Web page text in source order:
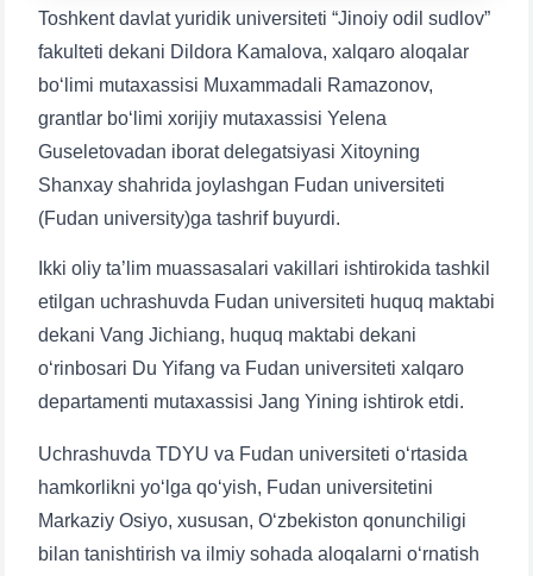
Toshkent davlat yuridik universiteti “Jinoiy odil sudlov”
fakulteti dekani Dildora Kamalova, xalqaro aloqalar
bo‘limi mutaxassisi Muxammadali Ramazonov,
grantlar bo‘limi xorijiy mutaxassisi Yelena
Guseletovadan iborat delegatsiyasi Xitoyning
Shanxay shahrida joylashgan Fudan universiteti
(Fudan university)ga tashrif buyurdi.
Ikki oliy ta’lim muassasalari vakillari ishtirokida tashkil
etilgan uchrashuvda Fudan universiteti huquq maktabi
dekani Vang Jichiang, huquq maktabi dekani
o‘rinbosari Du Yifang va Fudan universiteti xalqaro
departamenti mutaxassisi Jang Yining ishtirok etdi.
Uchrashuvda TDYU va Fudan universiteti o‘rtasida
hamkorlikni yo‘lga qo‘yish, Fudan universitetini
Markaziy Osiyo, xususan, O‘zbekiston qonunchiligi
bilan tanishtirish va ilmiy sohada aloqalarni o‘rnatish